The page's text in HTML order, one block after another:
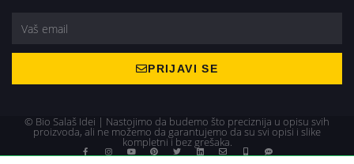
PRIJAVI SE
© Bio Salaš Idei | Nastojimo da budemo što preciznija u opisu svih
proizvoda, ali ne možemo da garantujemo da su svi opisi i slike
kompletni i bez grešaka.